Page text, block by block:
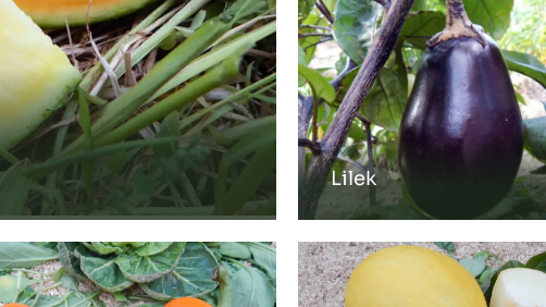
Lilek